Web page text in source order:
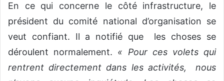
En ce qui concerne le côté infrastructure, le
président du comité national d’organisation se
veut confiant. Il a notifié que les choses se
déroulent normalement. « Pour ces volets qui
rentrent directement dans les activités, nous